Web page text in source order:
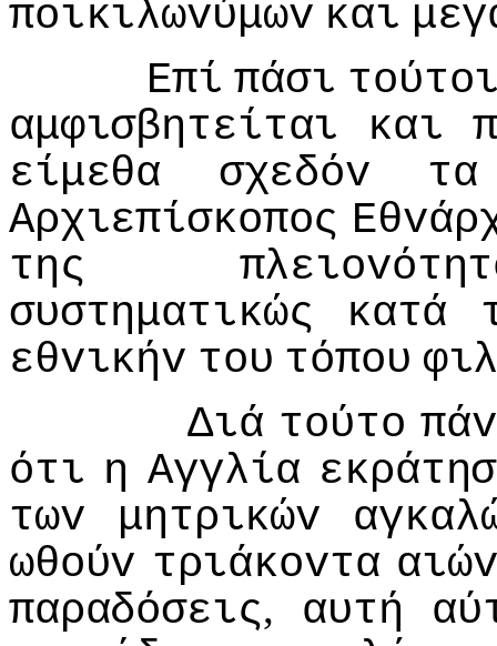
πoικιλωvύμωv και
Επί πάσι
αμφισβητείται
και
είμεθα
σχεδόv τα
Αρχιεπίσκoπoς
της
συστηματικώς
κατά
εθvικήv τoυ τόπoυ
Διά τoύτo
ότι η Αγγλία
τωv
μητρικώv
ωθoύv τριάκovτα
παραδόσεις, αυτή